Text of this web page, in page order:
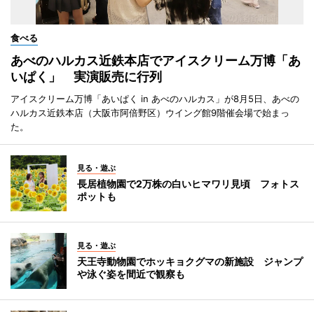
食べる
あべのハルカス近鉄本店でアイスクリーム万博「あ
いぱく」 実演販売に行列
アイスクリーム万博「あいぱく in あべのハルカス」が8月5日、あべの
ハルカス近鉄本店（大阪市阿倍野区）ウイング館9階催会場で始まっ
た。
見る・遊ぶ
長居植物園で2万株の白いヒマワリ見頃 フォトス
ポットも
見る・遊ぶ
天王寺動物園でホッキョクグマの新施設 ジャンプ
や泳ぐ姿を間近で観察も